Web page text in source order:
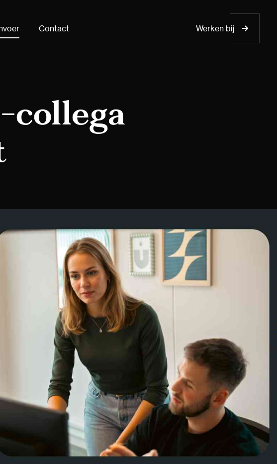
Contact Werken bij
collega